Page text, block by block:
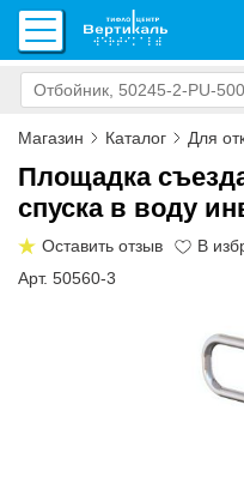
Магазин Каталог Для
Площадка
спуска в воду
Оставить отзыв
Арт. 50560-3